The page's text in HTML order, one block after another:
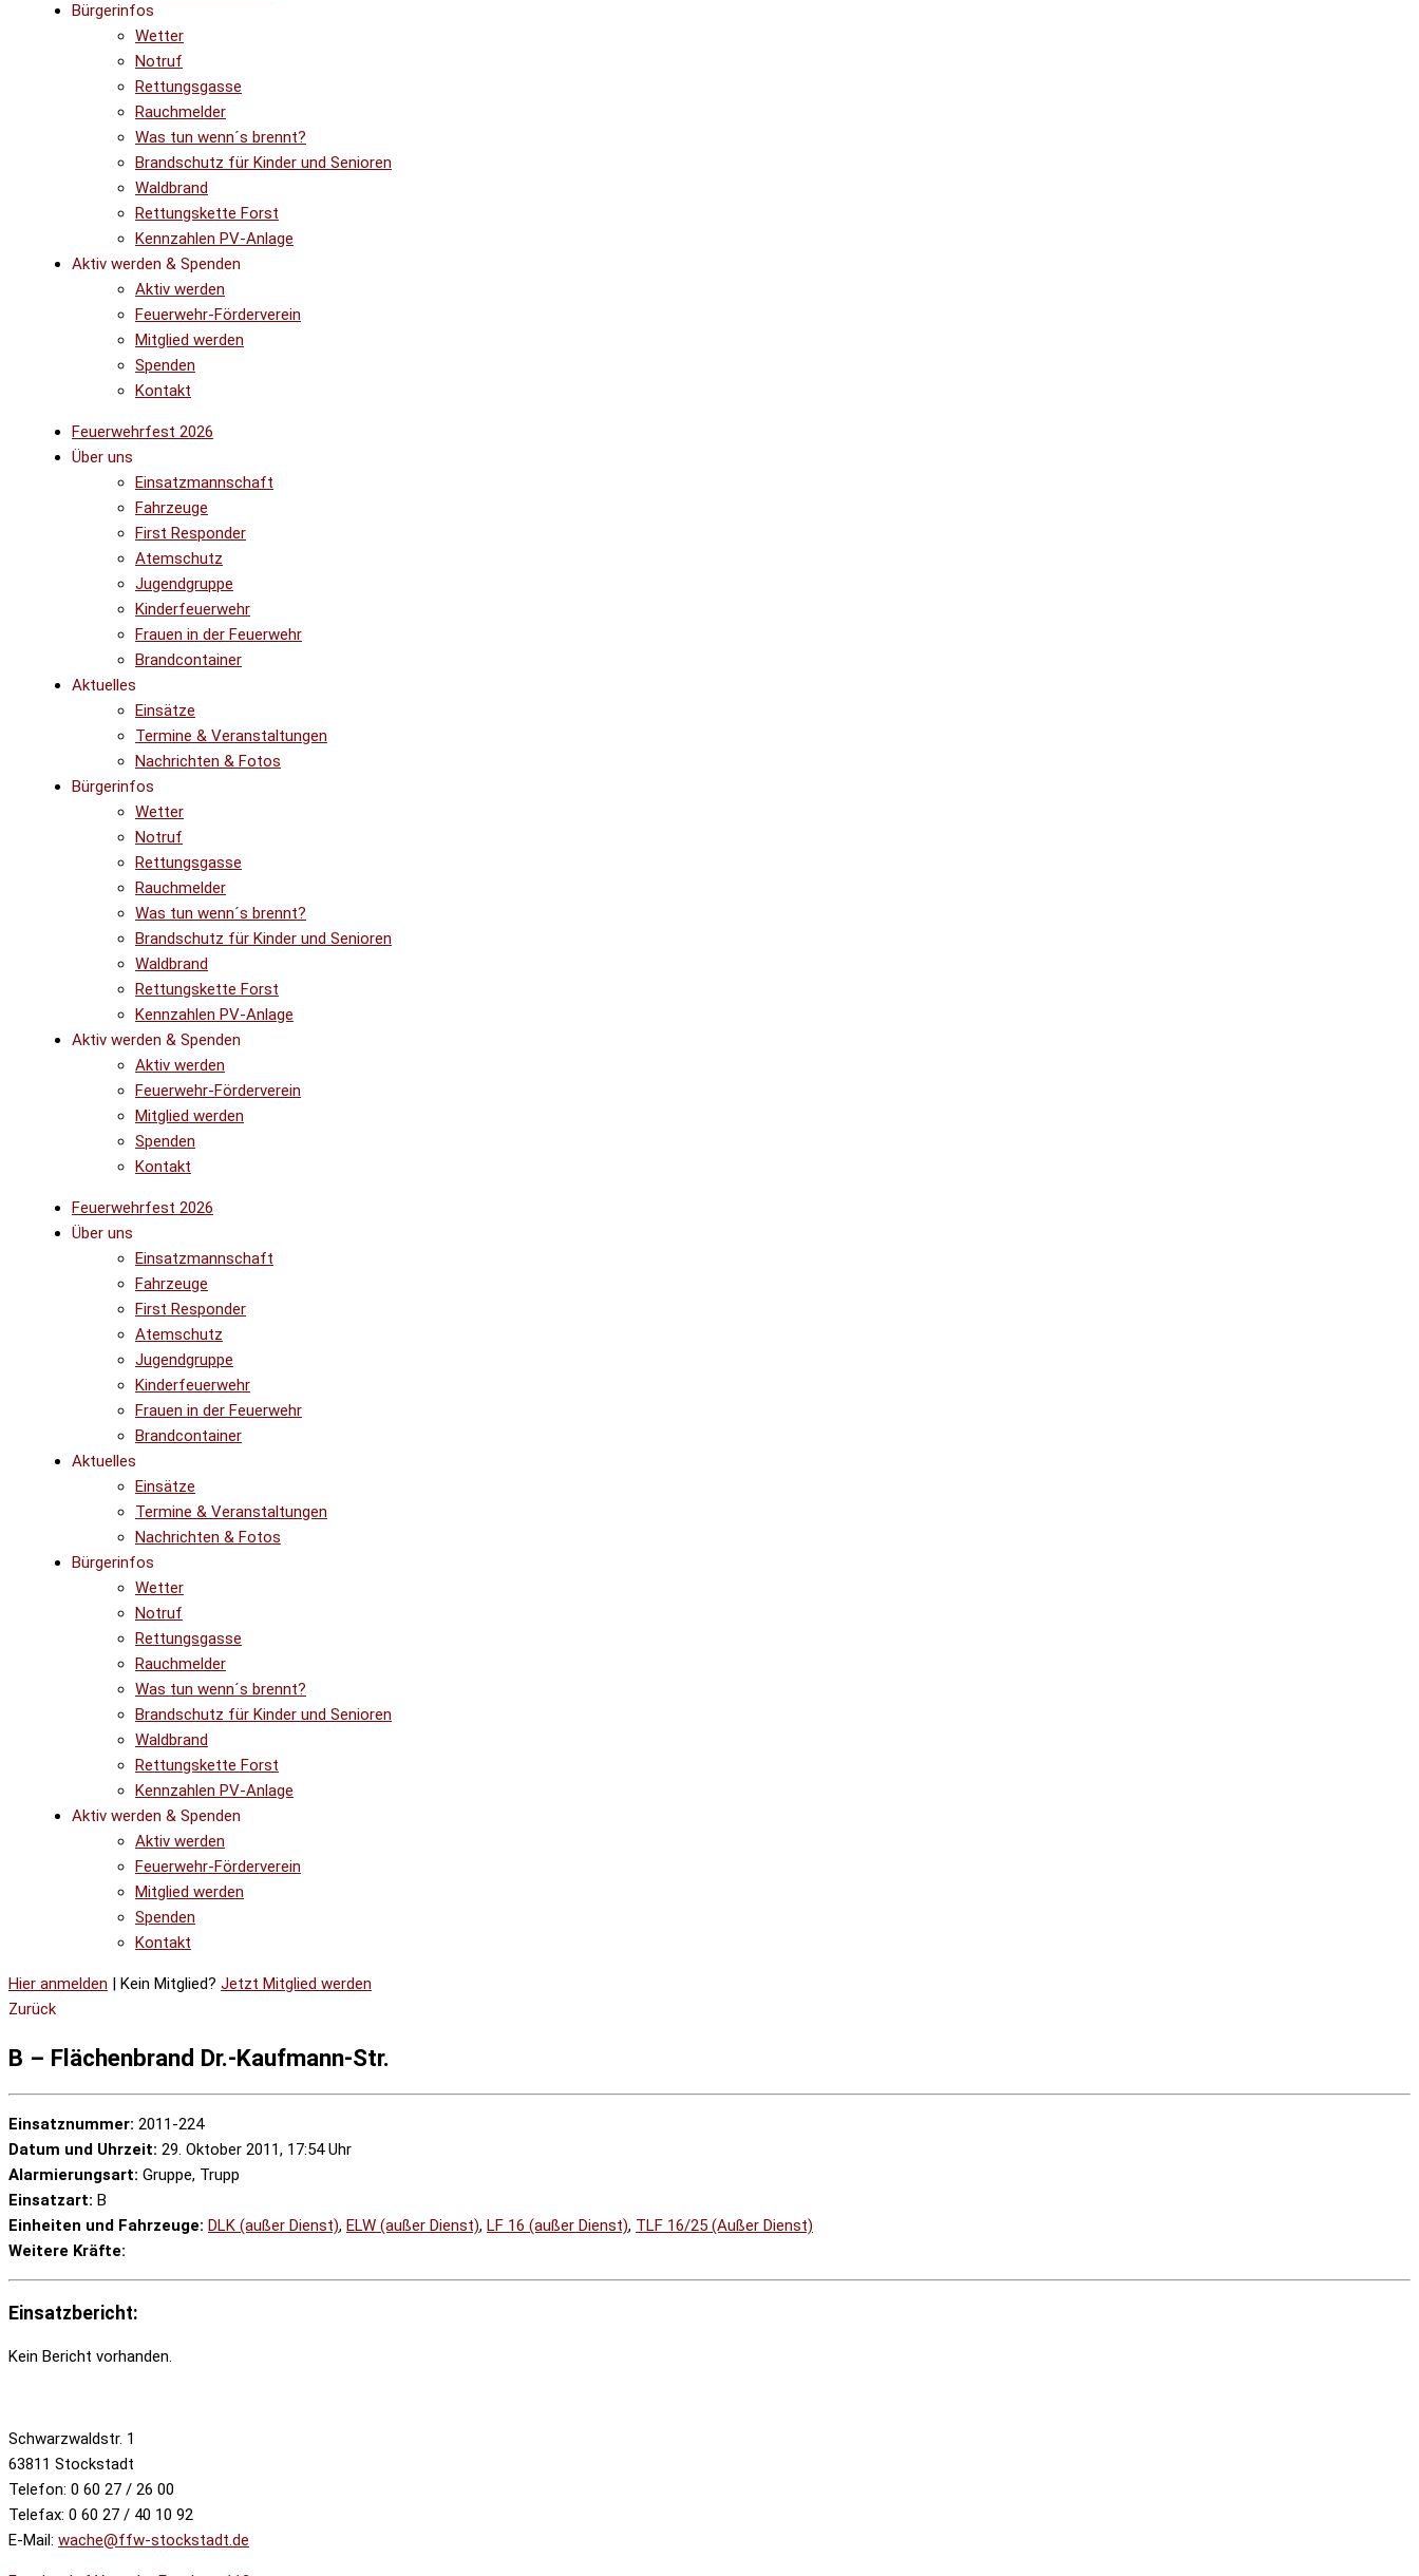
Bürgerinfos
Wetter
Notruf
Rettungsgasse
Rauchmelder
Was tun wenn´s brennt?
Brandschutz für Kinder und Senioren
Waldbrand
Rettungskette Forst
Kennzahlen PV-Anlage
Aktiv werden & Spenden
Aktiv werden
Feuerwehr-Förderverein
Mitglied werden
Spenden
Kontakt
Feuerwehrfest 2026
Über uns
Einsatzmannschaft
Fahrzeuge
First Responder
Atemschutz
Jugendgruppe
Kinderfeuerwehr
Frauen in der Feuerwehr
Brandcontainer
Aktuelles
Einsätze
Termine & Veranstaltungen
Nachrichten & Fotos
Bürgerinfos
Wetter
Notruf
Rettungsgasse
Rauchmelder
Was tun wenn´s brennt?
Brandschutz für Kinder und Senioren
Waldbrand
Rettungskette Forst
Kennzahlen PV-Anlage
Aktiv werden & Spenden
Aktiv werden
Feuerwehr-Förderverein
Mitglied werden
Spenden
Kontakt
Feuerwehrfest 2026
Über uns
Einsatzmannschaft
Fahrzeuge
First Responder
Atemschutz
Jugendgruppe
Kinderfeuerwehr
Frauen in der Feuerwehr
Brandcontainer
Aktuelles
Einsätze
Termine & Veranstaltungen
Nachrichten & Fotos
Bürgerinfos
Wetter
Notruf
Rettungsgasse
Rauchmelder
Was tun wenn´s brennt?
Brandschutz für Kinder und Senioren
Waldbrand
Rettungskette Forst
Kennzahlen PV-Anlage
Aktiv werden & Spenden
Aktiv werden
Feuerwehr-Förderverein
Mitglied werden
Spenden
Kontakt
Hier anmelden | Kein Mitglied? Jetzt Mitglied werden
Zurück
B – Flächenbrand Dr.-Kaufmann-Str.
Einsatznummer: 2011-224
Datum und Uhrzeit: 29. Oktober 2011, 17:54 Uhr
Alarmierungsart: Gruppe, Trupp
Einsatzart: B
Einheiten und Fahrzeuge: DLK (außer Dienst), ELW (außer Dienst), LF 16 (außer Dienst), TLF 16/25 (Außer Dienst)
Weitere Kräfte:
Einsatzbericht:
Kein Bericht vorhanden.
Schwarzwaldstr. 1
63811 Stockstadt
Telefon: 0 60 27 / 26 00
Telefax: 0 60 27 / 40 10 92
E-Mail: wache@ffw-stockstadt.de